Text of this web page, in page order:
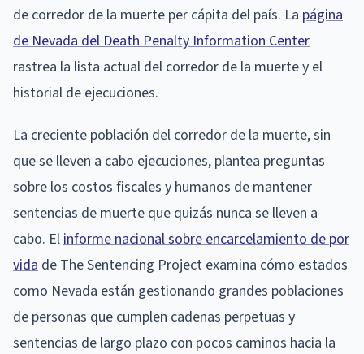
de corredor de la muerte per cápita del país. La página
de Nevada del Death Penalty Information Center
rastrea la lista actual del corredor de la muerte y el
historial de ejecuciones.
La creciente población del corredor de la muerte, sin
que se lleven a cabo ejecuciones, plantea preguntas
sobre los costos fiscales y humanos de mantener
sentencias de muerte que quizás nunca se lleven a
cabo. El informe nacional sobre encarcelamiento de por
vida de The Sentencing Project examina cómo estados
como Nevada están gestionando grandes poblaciones
de personas que cumplen cadenas perpetuas y
sentencias de largo plazo con pocos caminos hacia la